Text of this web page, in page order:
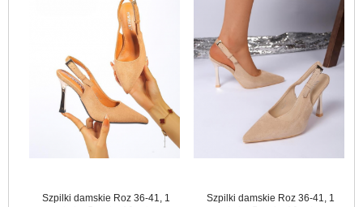
Szpilki damskie Roz 36-41, 1
Szpilki damskie Roz 36-41, 1